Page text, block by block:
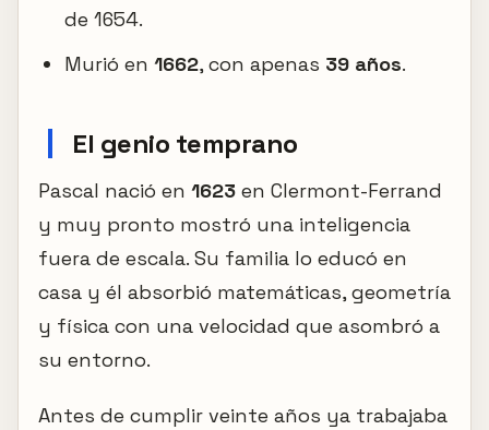
de 1654.
Murió en 1662, con apenas 39 años.
El genio temprano
Pascal nació en 1623 en Clermont-Ferrand
y muy pronto mostró una inteligencia
fuera de escala. Su familia lo educó en
casa y él absorbió matemáticas, geometría
y física con una velocidad que asombró a
su entorno.
Antes de cumplir veinte años ya trabajaba